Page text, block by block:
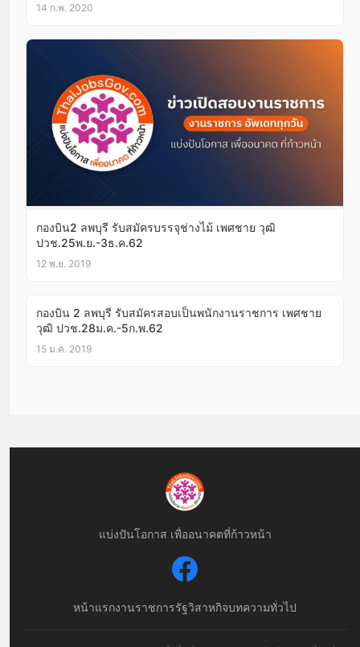
14 ก.พ. 2020
กองบิน2 ลพบุรี รับสมัครบรรจุช่างไม้ เพศชาย วุฒิ
ปวช.25พ.ย.-3ธ.ค.62
12 พ.ย. 2019
กองบิน 2 ลพบุรี รับสมัครสอบเป็นพนักงานราชการ เพศชาย
วุฒิ ปวช.28ม.ค.-5ก.พ.62
15 ม.ค. 2019
แบ่งปันโอกาส เพื่ออนาคตที่ก้าวหน้า
หน้าแรกงานราชการรัฐวิสาหกิจบทความทั่วไป